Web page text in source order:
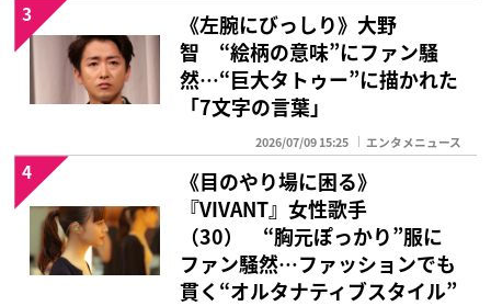
《左腕にびっしり》大野
智 “絵柄の意味”にファン騒
然…“巨大タトゥー”に描かれた
「7文字の言葉」
2026/07/09 15:25 エンタメニュース
3
《目のやり場に困る》
『VIVANT』女性歌手
（30） “胸元ぽっかり”服に
ファン騒然…ファッションでも
貫く“オルタナティブスタイル”
4